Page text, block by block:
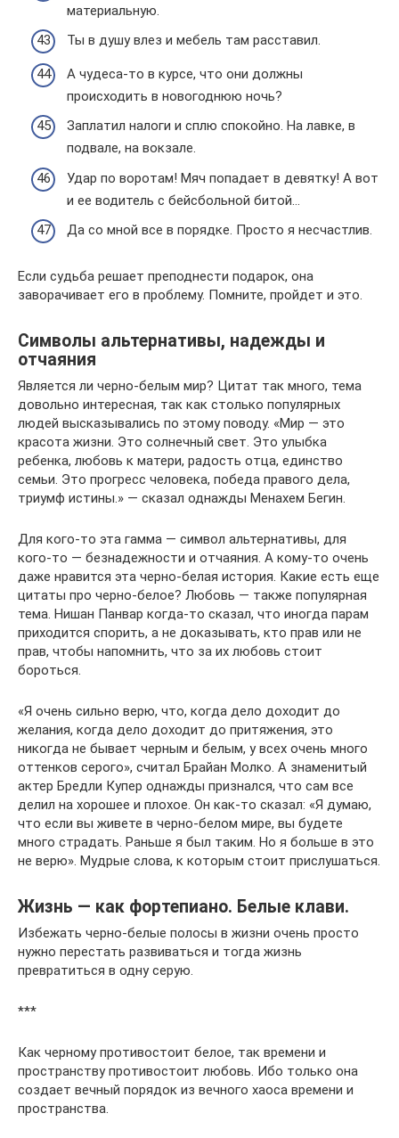
материальную.
Ты в душу влез и мебель там расставил.
А чудеса-то в курсе, что они должны
происходить в новогоднюю ночь?
Заплатил налоги и сплю спокойно. На лавке, в
подвале, на вокзале.
Удар по воротам! Мяч попадает в девятку! А вот
и ее водитель с бейсбольной битой…
Да со мной все в порядке. Просто я несчастлив.
Если судьба решает преподнести подарок, она
заворачивает его в проблему. Помните, пройдет и это.
Символы альтернативы, надежды и
отчаяния
Является ли черно-белым мир? Цитат так много, тема
довольно интересная, так как столько популярных
людей высказывались по этому поводу. «Мир — это
красота жизни. Это солнечный свет. Это улыбка
ребенка, любовь к матери, радость отца, единство
семьи. Это прогресс человека, победа правого дела,
триумф истины.» — сказал однажды Менахем Бегин.
Для кого-то эта гамма — символ альтернативы, для
кого-то — безнадежности и отчаяния. А кому-то очень
даже нравится эта черно-белая история. Какие есть еще
цитаты про черно-белое? Любовь — также популярная
тема. Нишан Панвар когда-то сказал, что иногда парам
приходится спорить, а не доказывать, кто прав или не
прав, чтобы напомнить, что за их любовь стоит
бороться.
«Я очень сильно верю, что, когда дело доходит до
желания, когда дело доходит до притяжения, это
никогда не бывает черным и белым, у всех очень много
оттенков серого», считал Брайан Молко. А знаменитый
актер Бредли Купер однажды признался, что сам все
делил на хорошее и плохое. Он как-то сказал: «Я думаю,
что если вы живете в черно-белом мире, вы будете
много страдать. Раньше я был таким. Но я больше в это
не верю». Мудрые слова, к которым стоит прислушаться.
Жизнь — как фортепиано. Белые клави.
Избежать черно-белые полосы в жизни очень просто
нужно перестать развиваться и тогда жизнь
превратиться в одну серую.
***
Как черному противостоит белое, так времени и
пространству противостоит любовь. Ибо только она
создает вечный порядок из вечного хаоса времени и
пространства.